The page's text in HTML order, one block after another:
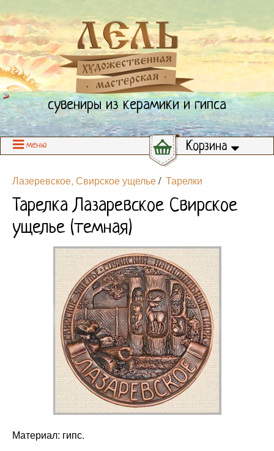
сувениры из керамики и гипса
меню Корзина
Лазеревское, Свирское ущелье/ Тарелки
Тарелка Лазаревское Свирское
ущелье (темная)
Материал: гипс.